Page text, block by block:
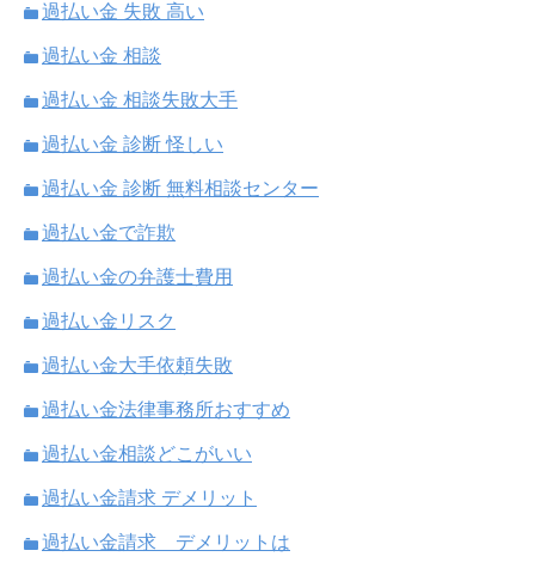
過払い金 失敗 高い
過払い金 相談
過払い金 相談失敗大手
過払い金 診断 怪しい
過払い金 診断 無料相談センター
過払い金で詐欺
過払い金の弁護士費用
過払い金リスク
過払い金大手依頼失敗
過払い金法律事務所おすすめ
過払い金相談どこがいい
過払い金請求 デメリット
過払い金請求 デメリットは